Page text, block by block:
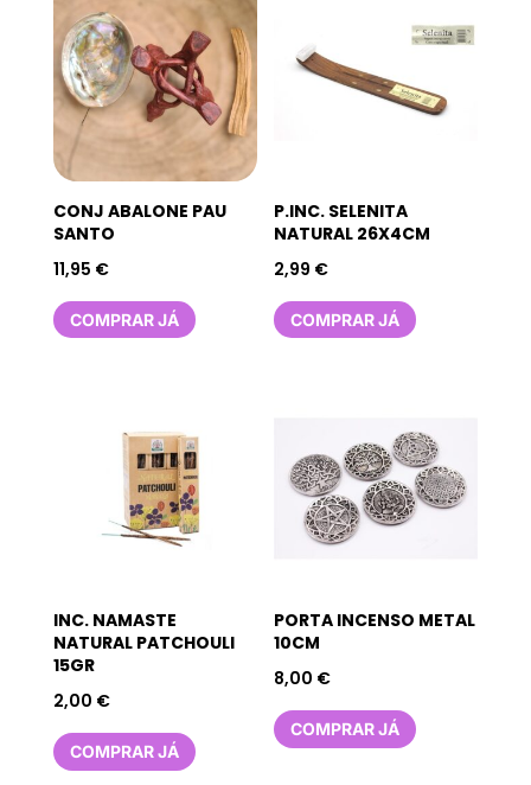
CONJ ABALONE PAU
SANTO
11,95 €
COMPRAR JÁ
P.INC. SELENITA
NATURAL 26X4CM
2,99 €
COMPRAR JÁ
INC. NAMASTE
NATURAL PATCHOULI
15GR
2,00 €
COMPRAR JÁ
PORTA INCENSO METAL
10CM
8,00 €
COMPRAR JÁ